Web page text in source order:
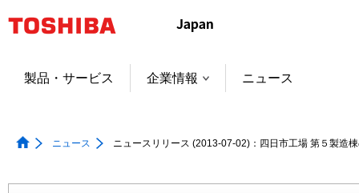
ャ
製品・サービス 企業情報 ニュース
ニュース ニュースリリース (2013-07-02)：四日市工場 第５製造